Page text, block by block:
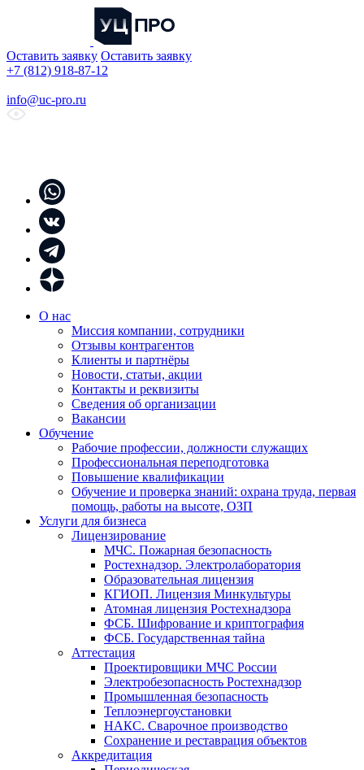
Оставить заявку Оставить заявку
+7 (812) 918-87-12
info@uc-pro.ru
О нас
Миссия компании, сотрудники
Отзывы контрагентов
Клиенты и партнёры
Новости, статьи, акции
Контакты и реквизиты
Сведения об организации
Вакансии
Обучение
Рабочие профессии, должности служащих
Профессиональная переподготовка
Повышение квалификации
Обучение и проверка знаний: охрана труда, первая
помощь, работы на высоте, ОЗП
Услуги для бизнеса
Лицензирование
МЧС. Пожарная безопасность
Ростехнадзор. Электролаборатория
Образовательная лицензия
КГИОП. Лицензия Минкультуры
Атомная лицензия Ростехнадзора
ФСБ. Шифрование и криптография
ФСБ. Государственная тайна
Аттестация
Проектировщики МЧС России
Электробезопасность Ростехнадзор
Промышленная безопасность
Теплоэнергоустановки
НАКС. Сварочное производство
Сохранение и реставрация объектов
Аккредитация